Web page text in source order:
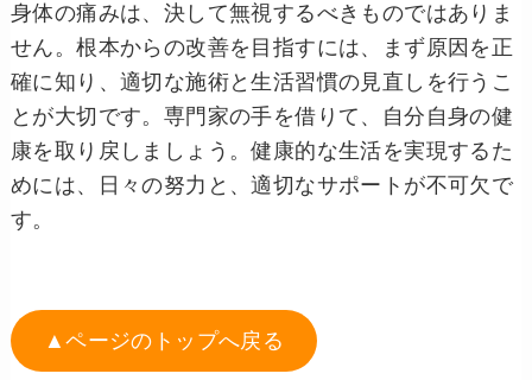
身体の痛みは、決して無視するべきものではありま
せん。根本からの改善を目指すには、まず原因を正
確に知り、適切な施術と生活習慣の見直しを行うこ
とが大切です。専門家の手を借りて、自分自身の健
康を取り戻しましょう。健康的な生活を実現するた
めには、日々の努力と、適切なサポートが不可欠で
す。
▲ページのトップへ戻る